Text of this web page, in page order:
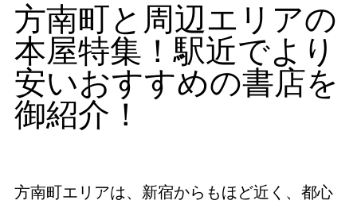
方南町と周辺エリアの
本屋特集！駅近でより
安いおすすめの書店を
御紹介！
方南町エリアは、新宿からもほど近く、都心